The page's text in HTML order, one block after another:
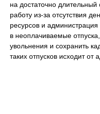
на достаточно
работу из-за отсутствия
ресурсов и
в неоплачиваемые
увольнения и сохранить
таких отпусков исходит от